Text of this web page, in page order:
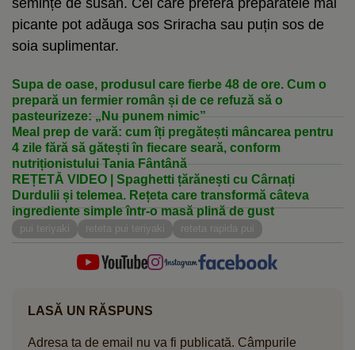
picante pot adăuga sos Sriracha sau puțin sos de
soia suplimentar.
Supa de oase, produsul care fierbe 48 de ore. Cum o
prepară un fermier român și de ce refuză să o
pasteurizeze: „Nu punem nimic”
Meal prep de vară: cum îți pregătești mâncarea pentru
4 zile fără să gătești în fiecare seară, conform
nutriționistului Tania Fântână
REȚETĂ VIDEO | Spaghetti țărănești cu Cârnați
Durdulii și telemea. Rețeta care transformă câteva
ingrediente simple într-o masă plină de gust
pui teriyaki reteta pui teriyaki reteta rapida pui
LASĂ UN RĂSPUNS
Adresa ta de email nu va fi publicată. Câmpurile